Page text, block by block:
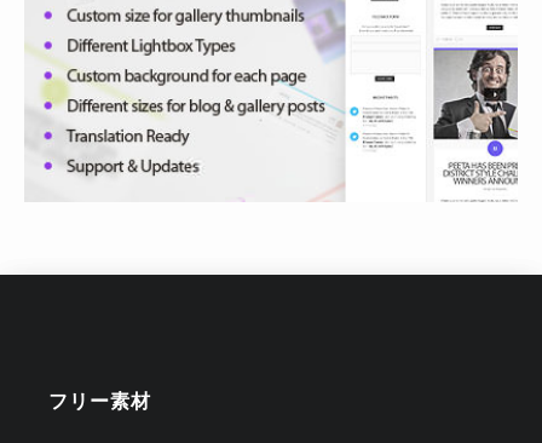
フリー素材